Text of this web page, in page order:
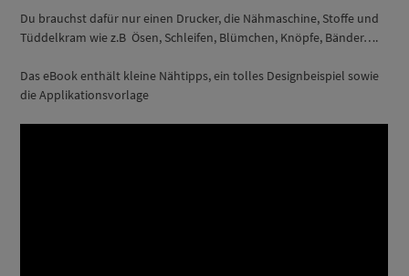
Du brauchst dafür nur einen Drucker, die Nähmaschine, Stoffe und
Tüddelkram wie z.B Ösen, Schleifen, Blümchen, Knöpfe, Bänder….
Das eBook enthält kleine Nähtipps, ein tolles Designbeispiel sowie
die Applikationsvorlage